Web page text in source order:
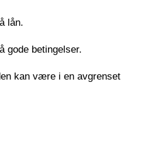
lån.
gode betingelser.
kan være i en avgrenset